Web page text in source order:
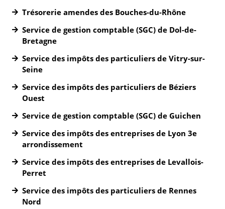
Trésorerie amendes des Bouches-du-Rhône
Service de gestion comptable (SGC) de Dol-de-
Bretagne
Service des impôts des particuliers de Vitry-sur-
Seine
Service des impôts des particuliers de Béziers
Ouest
Service de gestion comptable (SGC) de Guichen
Service des impôts des entreprises de Lyon 3e
arrondissement
Service des impôts des entreprises de Levallois-
Perret
Service des impôts des particuliers de Rennes
Nord